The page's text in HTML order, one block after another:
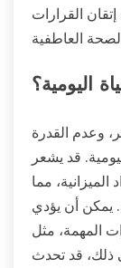
القرارات
اليومية؟
وعدم القدرة
قد يشعر
الميزانية، مما
يمكن أن يؤدي
المهمة، مثل
ذلك، قد تحدث